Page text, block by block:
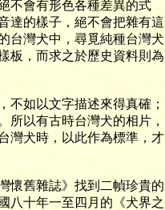
不會有形色各種差異的式
達的樣子，絕不會把雜有這
台灣犬中，尋覓純種台灣犬
板，而求之於歷史資料則為
如以文字描述來得真確；
所以有古時台灣犬的相片，
灣犬時，以此作為標準，才
舊雜誌》找到二幀珍貴的
八十年一至四月的《犬界之